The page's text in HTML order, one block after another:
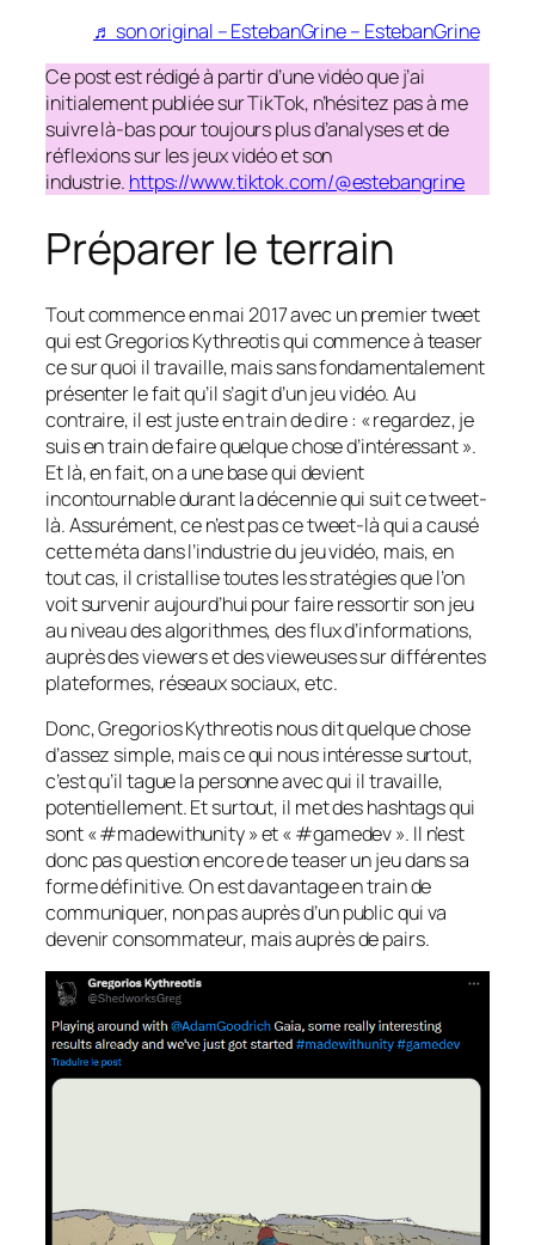
♬ son original – EstebanGrine – EstebanGrine
Ce post est rédigé à partir d’une vidéo que j’ai
initialement publiée sur TikTok, n’hésitez pas à me
suivre là-bas pour toujours plus d’analyses et de
réflexions sur les jeux vidéo et son
industrie. https://www.tiktok.com/@estebangrine
Préparer le terrain
Tout commence en mai 2017 avec un premier tweet
qui est Gregorios Kythreotis qui commence à teaser
ce sur quoi il travaille, mais sans fondamentalement
présenter le fait qu’il s’agit d’un jeu vidéo. Au
contraire, il est juste en train de dire : « regardez, je
suis en train de faire quelque chose d’intéressant ».
Et là, en fait, on a une base qui devient
incontournable durant la décennie qui suit ce tweet-
là. Assurément, ce n’est pas ce tweet-là qui a causé
cette méta dans l’industrie du jeu vidéo, mais, en
tout cas, il cristallise toutes les stratégies que l’on
voit survenir aujourd’hui pour faire ressortir son jeu
au niveau des algorithmes, des flux d’informations,
auprès des viewers et des vieweuses sur différentes
plateformes, réseaux sociaux, etc.
Donc, Gregorios Kythreotis nous dit quelque chose
d’assez simple, mais ce qui nous intéresse surtout,
c’est qu’il tague la personne avec qui il travaille,
potentiellement. Et surtout, il met des hashtags qui
sont « #madewithunity » et « #gamedev ». Il n’est
donc pas question encore de teaser un jeu dans sa
forme définitive. On est davantage en train de
communiquer, non pas auprès d’un public qui va
devenir consommateur, mais auprès de pairs.